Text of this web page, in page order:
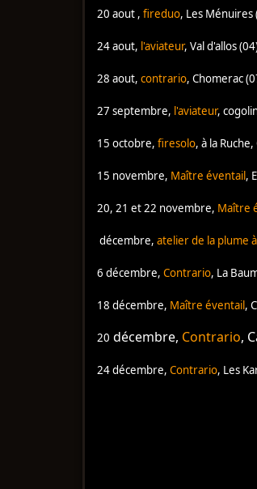
20 aout , fireduo, Les Ménuires
24 aout, l'aviateur, Val d'allos
28 aout, contrario, Chomerac
27 septembre, l'aviateur,
15 octobre, firesolo, à la
15 novembre, Maître éventail,
20, 21 et 22 novembre, Maître
décembre, atelier de la plume
6 décembre, Contrario, La
18 décembre, Maître éventail,
20 décembre, Contrario,
24 décembre, Contrario, Les